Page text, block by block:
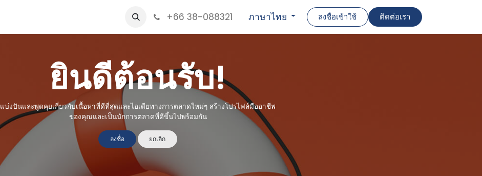
+66 38-088321 ภาษาไทย ลงชื่อเข้าใช้ ติดต่อเรา
ยินดีต้อนรับ!
แบ่งปันและพูดคุยเกี่ยวกับเนื้อหาที่ดีที่สุดและไอเดียทางการตลาดใหม่ๆ สร้างโปรไฟล์มืออาชีพ
ของคุณและเป็นนักการตลาดที่ดีขึ้นไปพร้อมกัน
ลงชื่อ ยกเลิก